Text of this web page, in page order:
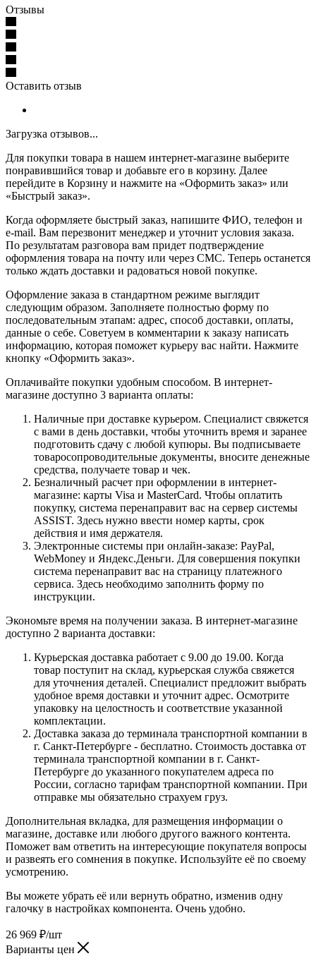
Отзывы
Оставить отзыв
Загрузка отзывов...
Для покупки товара в нашем интернет-магазине выберите
понравившийся товар и добавьте его в корзину. Далее
перейдите в Корзину и нажмите на «Оформить заказ» или
«Быстрый заказ».
Когда оформляете быстрый заказ, напишите ФИО, телефон и
e-mail. Вам перезвонит менеджер и уточнит условия заказа.
По результатам разговора вам придет подтверждение
оформления товара на почту или через СМС. Теперь останется
только ждать доставки и радоваться новой покупке.
Оформление заказа в стандартном режиме выглядит
следующим образом. Заполняете полностью форму по
последовательным этапам: адрес, способ доставки, оплаты,
данные о себе. Советуем в комментарии к заказу написать
информацию, которая поможет курьеру вас найти. Нажмите
кнопку «Оформить заказ».
Оплачивайте покупки удобным способом. В интернет-
магазине доступно 3 варианта оплаты:
Наличные при доставке курьером. Специалист свяжется
с вами в день доставки, чтобы уточнить время и заранее
подготовить сдачу с любой купюры. Вы подписываете
товаросопроводительные документы, вносите денежные
средства, получаете товар и чек.
Безналичный расчет при оформлении в интернет-
магазине: карты Visa и MasterCard. Чтобы оплатить
покупку, система перенаправит вас на сервер системы
ASSIST. Здесь нужно ввести номер карты, срок
действия и имя держателя.
Электронные системы при онлайн-заказе: PayPal,
WebMoney и Яндекс.Деньги. Для совершения покупки
система перенаправит вас на страницу платежного
сервиса. Здесь необходимо заполнить форму по
инструкции.
Экономьте время на получении заказа. В интернет-магазине
доступно 2 варианта доставки:
Курьерская доставка работает с 9.00 до 19.00. Когда
товар поступит на склад, курьерская служба свяжется
для уточнения деталей. Специалист предложит выбрать
удобное время доставки и уточнит адрес. Осмотрите
упаковку на целостность и соответствие указанной
комплектации.
Доставка заказа до терминала транспортной компании в
г. Санкт-Петербурге - бесплатно. Стоимость доставка от
терминала транспортной компании в г. Санкт-
Петербурге до указанного покупателем адреса по
России, согласно тарифам транспортной компании. При
отправке мы обязательно страхуем груз.
Дополнительная вкладка, для размещения информации о
магазине, доставке или любого другого важного контента.
Поможет вам ответить на интересующие покупателя вопросы
и развеять его сомнения в покупке. Используйте её по своему
усмотрению.
Вы можете убрать её или вернуть обратно, изменив одну
галочку в настройках компонента. Очень удобно.
26 969 ₽/шт
Варианты цен